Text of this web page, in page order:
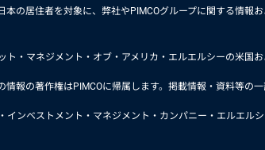
本の居住者を対象に、弊社やPIMCOグループに関する情
ト・マネジメント・オブ・アメリカ・エルエルシーの米国
情報の著作権はPIMCOに帰属します。掲載情報・資料等の
インベストメント・マネジメント・カンパニー・エルエル